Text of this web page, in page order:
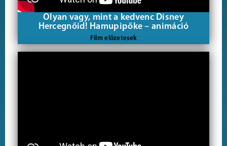
Olyan vagy, mint a kedvenc Disney
Hercegnőid! Hamupipőke – animáció
Film előzetesek